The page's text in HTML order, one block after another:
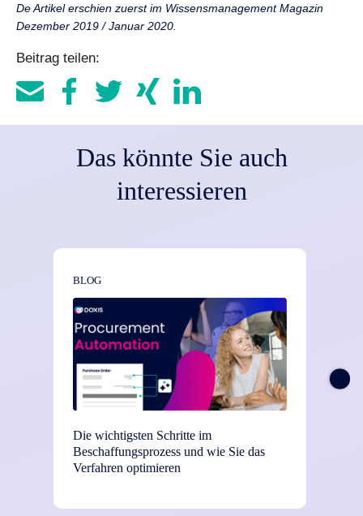
De Artikel erschien zuerst im Wissensmanagement Magazin
Dezember 2019 / Januar 2020.
Beitrag teilen:
Das könnte Sie auch
interessieren
BLOG
Die wichtigsten Schritte im
Beschaffungsprozess und wie Sie das
Verfahren optimieren